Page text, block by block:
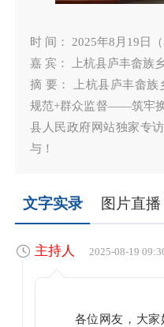
时 间： 2025年8月19日
嘉 宾： 上杭县庐丰畲族
摘 要： 上杭县庐丰畲族
规范+群众监督——筑牢换
县人民政府网站独家专
与！
文字实录 图片直播
主持人 2025-08-19
各位网友，大家